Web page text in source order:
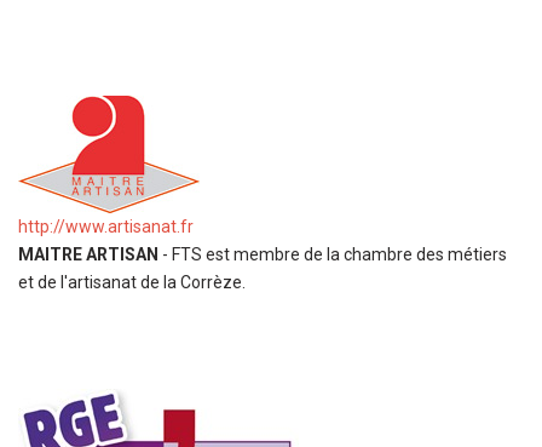
http://www.artisanat.fr
MAITRE ARTISAN - FTS est membre de la chambre des métiers
et de l'artisanat de la Corrèze.